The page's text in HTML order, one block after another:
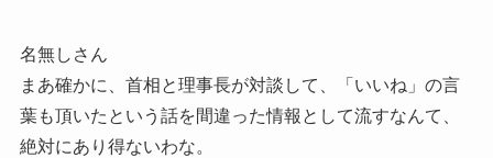
名無しさん
まあ確かに、首相と理事長が対談して、「いいね」の言
葉も頂いたという話を間違った情報として流すなんて、
絶対にあり得ないわな。